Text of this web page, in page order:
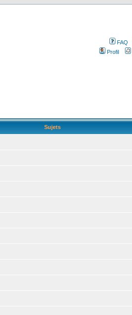
FAQ
Profil
Sujets